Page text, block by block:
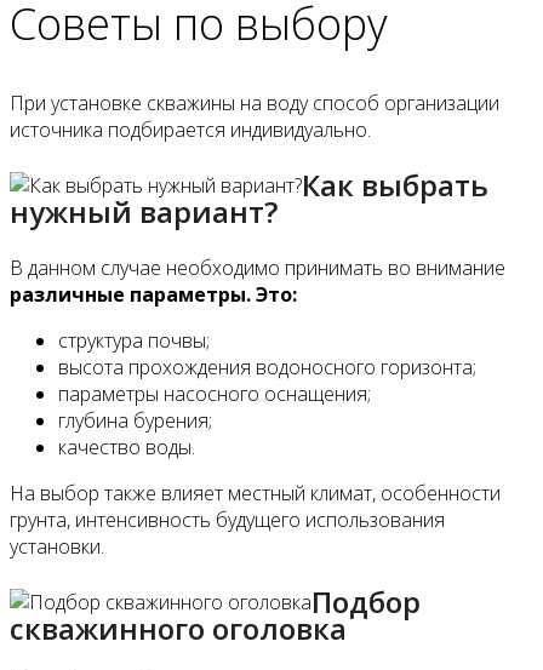
Советы по выбору
При установке скважины на воду способ организации
источника подбирается индивидуально.
Как выбрать
нужный вариант?
В данном случае необходимо принимать во внимание
различные параметры. Это:
структура почвы;
высота прохождения водоносного горизонта;
параметры насосного оснащения;
глубина бурения;
качество воды.
На выбор также влияет местный климат, особенности
грунта, интенсивность будущего использования
установки.
Подбор
скважинного оголовка